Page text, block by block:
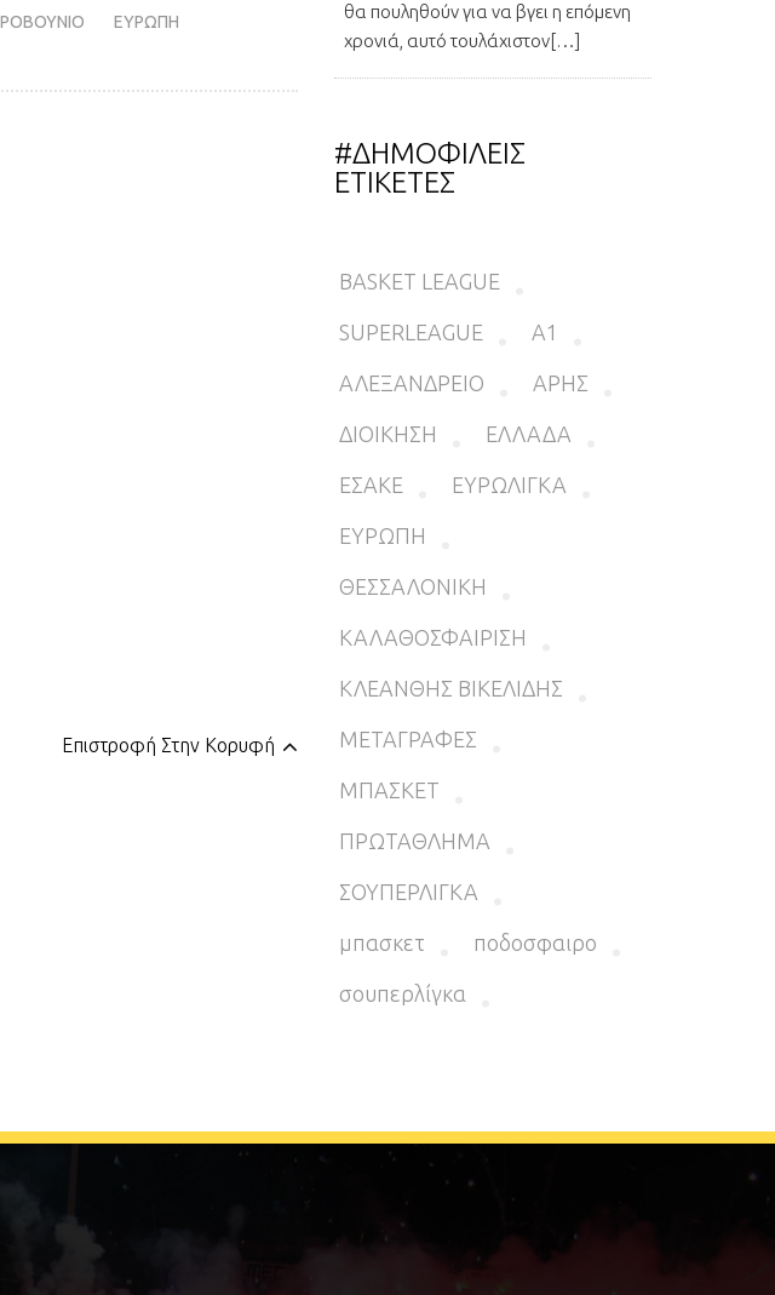
ΕΥΡΩΠΗ
Επιστροφή Στην Κορυφή
θα πουληθούν για να βγει η επόμενη
χρονιά, αυτό τουλάχιστον[…]
#ΔΗΜΟΦΙΛΕΙΣ
ΕΤΙΚΕΤΕΣ
BASKET LEAGUE
SUPERLEAGUE Α1
ΑΛΕΞΑΝΔΡΕΙΟ ΑΡΗΣ
ΔΙΟΙΚΗΣΗ ΕΛΛΑΔΑ
ΕΣΑΚΕ ΕΥΡΩΛΙΓΚΑ
ΕΥΡΩΠΗ
ΘΕΣΣΑΛΟΝΙΚΗ
ΚΑΛΑΘΟΣΦΑΙΡΙΣΗ
ΚΛΕΑΝΘΗΣ ΒΙΚΕΛΙΔΗΣ
ΜΕΤΑΓΡΑΦΕΣ
ΜΠΑΣΚΕΤ
ΠΡΩΤΑΘΛΗΜΑ
ΣΟΥΠΕΡΛΙΓΚΑ
μπασκετ ποδοσφαιρο
σουπερλίγκα